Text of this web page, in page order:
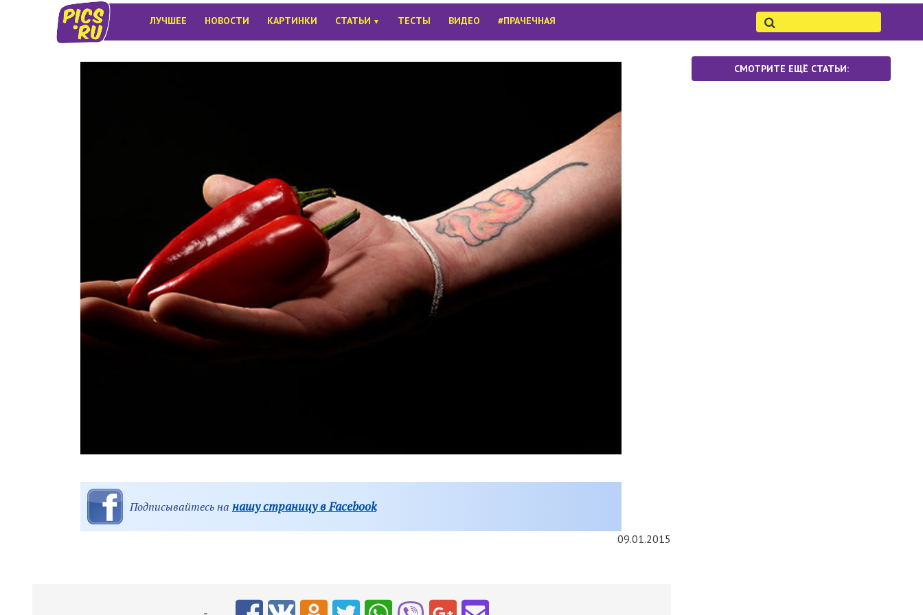
ЛУЧШЕЕ НОВОСТИ КАРТИНКИ СТАТЬИ ▼ ТЕСТЫ ВИДЕО #ПРАЧЕЧНАЯ
Подписывайтесь на нашу страницу в Facebook
09.01.2015
СМОТРИТЕ ЕЩЁ СТАТЬИ: